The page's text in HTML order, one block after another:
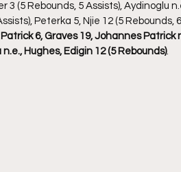
3 (5 Rebounds, 5 Assists), Aydinoglu
Peterka 5, Njie 12 (5 Rebounds,
6, Graves 19, Johannes Patrick
Hughes, Edigin 12 (5 Rebounds).